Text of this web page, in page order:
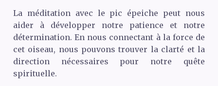
La méditation avec le pic épeiche peut nous
aider à développer notre patience et notre
détermination. En nous connectant à la force de
cet oiseau, nous pouvons trouver la clarté et la
direction nécessaires pour notre quête
spirituelle.